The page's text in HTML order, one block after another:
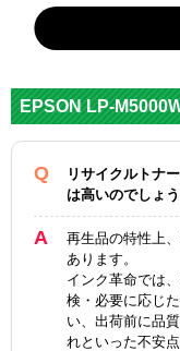
製品スペック
メーカ
ー
対応
純正型
番
12K
ラッ
カラー
ク
ICチッ
プ
EPSON LP-
リサイクルトナ
は高いのでしょ
再生品の特性上
あります。
インク革命では
検・必要に応じ
い、出荷前に品
れといった不安